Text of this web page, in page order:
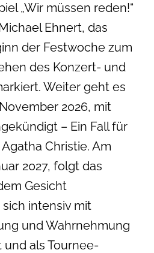
„Wir müssen reden!“
Ehnert, das
der Festwoche zum
des Konzert- und
Weiter geht es
2026, mit
– Ein Fall für
Christie. Am
2027, folgt das
Gesicht
sich intensiv mit
und Wahrnehmung
als Tournee-